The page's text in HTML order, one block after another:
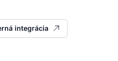
integrácia